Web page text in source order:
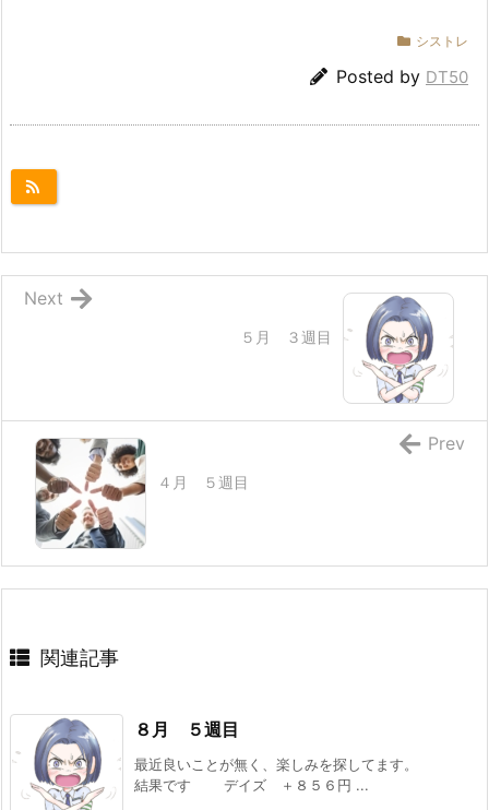
シストレ
Posted by DT50
５月 ３週目
Next
４月 ５週目
Prev
関連記事
８月 ５週目
最近良いことが無く、楽しみを探してます。
結果です デイズ ＋８５６円 ...